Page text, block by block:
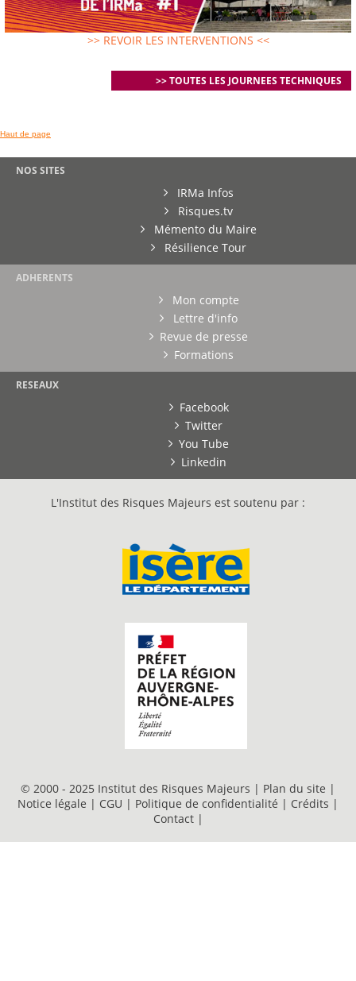
>> REVOIR LES INTERVENTIONS <<
>> TOUTES LES JOURNEES TECHNIQUES
Haut de page
NOS SITES
IRMa Infos
Risques.tv
Mémento du Maire
Résilience Tour
ADHERENTS
Mon compte
Lettre d'info
Revue de presse
Formations
RESEAUX
Facebook
Twitter
You Tube
Linkedin
L'Institut des Risques Majeurs est soutenu par :
© 2000 - 2025 Institut des Risques Majeurs | Plan du site |
Notice légale | CGU | Politique de confidentialité | Crédits |
Contact |